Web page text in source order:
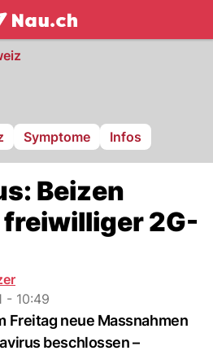
NAU.ch
Symptome Infos
Beizen
2G-
- 10:49
Freitag neue Massnahmen
beschlossen –